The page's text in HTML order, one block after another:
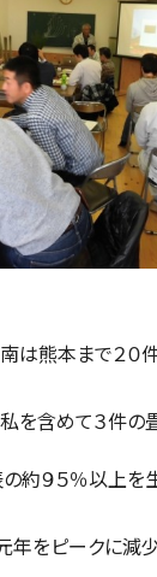
は熊本まで２０
を含めて３件の
約９５％以上
年をピークに減